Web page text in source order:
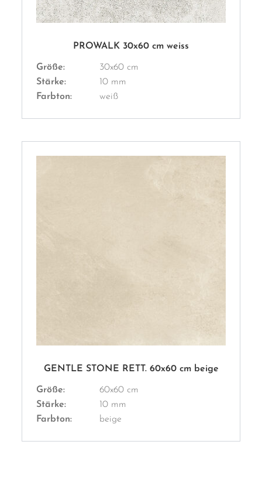
PROWALK 30x60 cm weiss
Größe:
30x60 cm
Stärke:
10 mm
Farbton:
weiß
GENTLE STONE RETT. 60x60 cm beige
Größe:
60x60 cm
Stärke:
10 mm
Farbton:
beige